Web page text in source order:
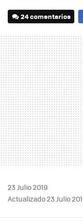
24 comentarios
23 Julio 2019
Actualizado 23 Julio